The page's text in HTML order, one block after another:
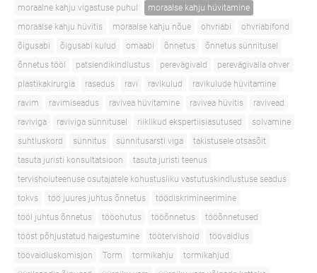
moraalne kahju vigastuse puhul
moraalse kahju hüvitamine
moraalse kahju hüvitis
moraalse kahju nõue ohvriabi
ohvriabifond
õigusabi
õigusabi kulud omaabi õnnetus
õnnetus sünnitusel
õnnetus tööl
patsiendikindlustus perevägivald
perevägivalla ohver
plastikakirurgia
rasedus ravi ravikulud
ravikulude hüvitamine
ravim
ravimiseadus ravivea hüvitamine ravivea hüvitis
ravivead
raviviga
raviviga sünnitusel riiklikud ekspertiisiasutused
solvamine
suhtluskord
sünnitus sünnitusarsti viga
takistusele otsasõit
tasuta juristi konsultatsioon
tasuta juristi teenus
tervishoiuteenuse osutajatele kohustusliku vastutuskindlustuse seadus
tokvs
töö juures juhtus õnnetus
töödiskrimineerimine
tööl juhtus õnnetus
tööohutus tööõnnetus
tööõnnetused
tööst põhjustatud haigestumine
töötervishoid
töövaidlus
töövaidluskomisjon
Torm tormikahju
tormikahjud